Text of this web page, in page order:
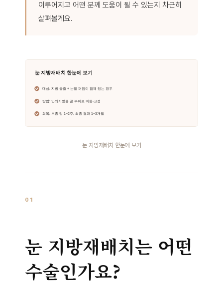
이루어지고 어떤 분께 도움이 될 수 있는지 차근히
살펴볼게요.
눈 지방재배치 한눈에 보기
01
눈 지방재배치는 어떤
수술인가요?